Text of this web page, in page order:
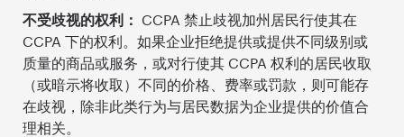
不受歧视的权利： CCPA 禁止歧视加州居民行使其在
CCPA 下的权利。如果企业拒绝提供或提供不同级别或
质量的商品或服务，或对行使其 CCPA 权利的居民收取
（或暗示将收取）不同的价格、费率或罚款，则可能存
在歧视，除非此类行为与居民数据为企业提供的价值合
理相关。